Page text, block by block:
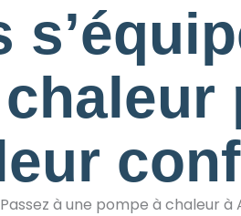
Passez à une pompe à chaleur